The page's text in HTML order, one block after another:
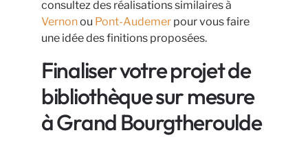
consultez des réalisations similaires à
Vernonou Pont-Audemer pour vous faire
une idée des finitions proposées.
Finaliser votre projet de
bibliothèque sur mesure
à Grand Bourgtheroulde